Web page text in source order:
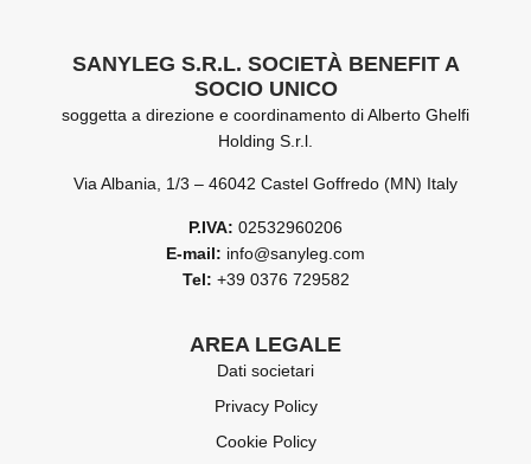
SANYLEG S.R.L. SOCIETÀ BENEFIT A
SOCIO UNICO
soggetta a direzione e coordinamento di Alberto Ghelfi
Holding S.r.l.
Via Albania, 1/3 – 46042 Castel Goffredo (MN) Italy
P.IVA: 02532960206
E-mail: info@sanyleg.com
Tel: +39 0376 729582
AREA LEGALE
Dati societari
Privacy Policy
Cookie Policy